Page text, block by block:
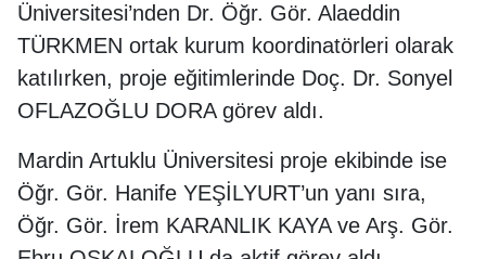
Üniversitesi’nden Dr. Öğr. Gör. Alaeddin
TÜRKMEN ortak kurum koordinatörleri olarak
katılırken, proje eğitimlerinde Doç. Dr. Sonyel
OFLAZOĞLU DORA görev aldı.
Mardin Artuklu Üniversitesi proje ekibinde ise
Öğr. Gör. Hanife YEŞİLYURT’un yanı sıra,
Öğr. Gör. İrem KARANLIK KAYA ve Arş. Gör.